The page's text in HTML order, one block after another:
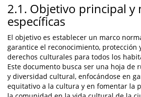
2.1. Objetivo principal y
específicas
El objetivo es establecer un marco
garantice el reconocimiento, protección
derechos culturales para todos los
Este documento busca ser una hoja de
y diversidad cultural, enfocándose en
equitativo a la cultura y en fomentar la